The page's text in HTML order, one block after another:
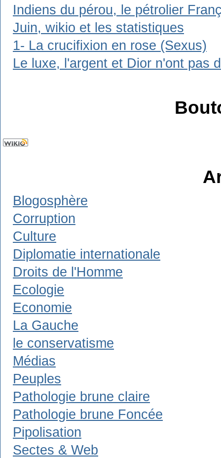
Indiens du pérou, le pétrolier
Juin, wikio et les statistiques
1- La crucifixion en rose (Sexus)
Le luxe, l'argent et Dior n'ont pas
Blogosphère
Corruption
Culture
Diplomatie internationale
Droits de l'Homme
Ecologie
Economie
La Gauche
le conservatisme
Médias
Peuples
Pathologie brune claire
Pathologie brune Foncée
Pipolisation
Sectes & Web